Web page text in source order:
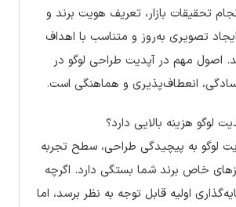
تحقیقات بازار، تعریف هویت برند و
ایجاد تصویری به‌روز و متناسب با اهداف
اصول مهم در آپدیت طراحی لوگو در
انعطاف‌پذیری و هماهنگی است.
لوگو به پیچیدگی طراحی، سطح تجربه
خاص برند شما بستگی دارد. اگرچه
اولیه قابل توجه به نظر برسد، اما